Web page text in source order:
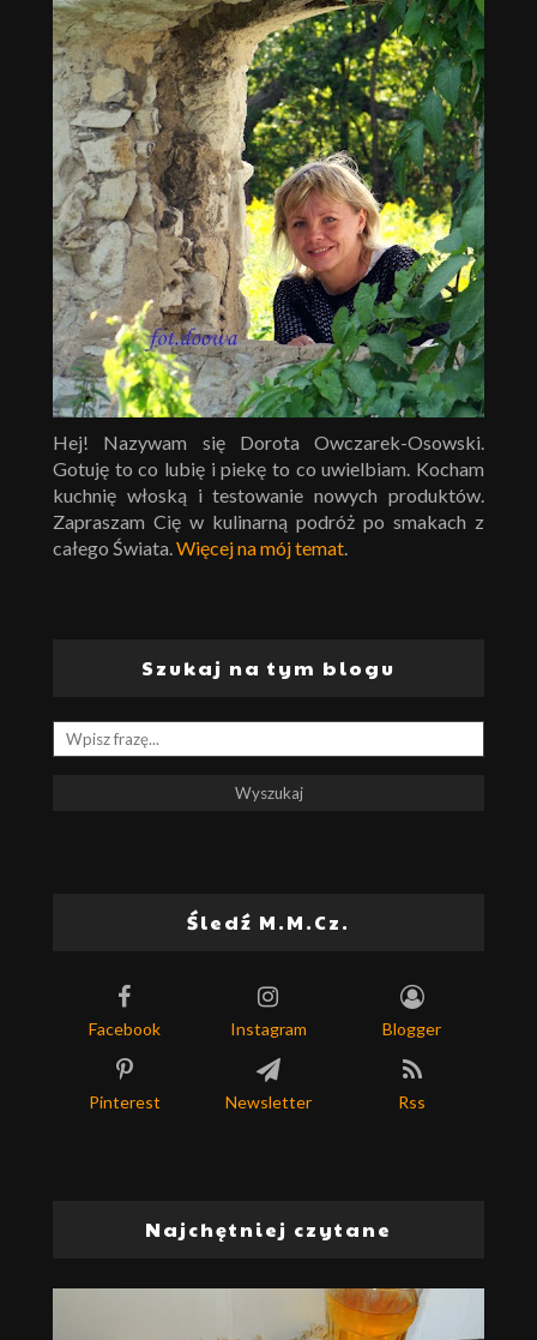
Hej! Nazywam się Dorota Owczarek-Osowski.
Gotuję to co lubię i piekę to co uwielbiam. Kocham
kuchnię włoską i testowanie nowych produktów.
Zapraszam Cię w kulinarną podróż po smakach z
całego Świata.Więcej na mój temat.
Szukaj na tym blogu
Śledź M.M.Cz.
Facebook Instagram Blogger
Pinterest Newsletter Rss
Najchętniej czytane